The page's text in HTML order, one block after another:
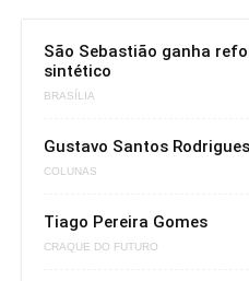
São Sebastião ganha
sintético
BRASÍLIA
Gustavo Santos Rodrigues
COLUNAS
Tiago Pereira Gomes
CRAQUE DO FUTURO